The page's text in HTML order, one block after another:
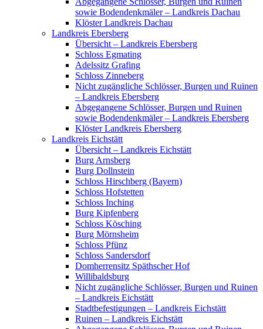
sowie Bodendenkmäler – Landkreis Dachau
Klöster Landkreis Dachau
Landkreis Ebersberg
Übersicht – Landkreis Ebersberg
Schloss Egmating
Adelssitz Grafing
Schloss Zinneberg
Nicht zugängliche Schlösser, Burgen und Ruinen
– Landkreis Ebersberg
Abgegangene Schlösser, Burgen und Ruinen
sowie Bodendenkmäler – Landkreis Ebersberg
Klöster Landkreis Ebersberg
Landkreis Eichstätt
Übersicht – Landkreis Eichstätt
Burg Arnsberg
Burg Dollnstein
Schloss Hirschberg (Bayern)
Schloss Hofstetten
Schloss Inching
Burg Kipfenberg
Schloss Kösching
Burg Mörnsheim
Schloss Pfünz
Schloss Sandersdorf
Domherrensitz Späthscher Hof
Willibaldsburg
Nicht zugängliche Schlösser, Burgen und Ruinen
– Landkreis Eichstätt
Stadtbefestigungen – Landkreis Eichstätt
Ruinen – Landkreis Eichstätt